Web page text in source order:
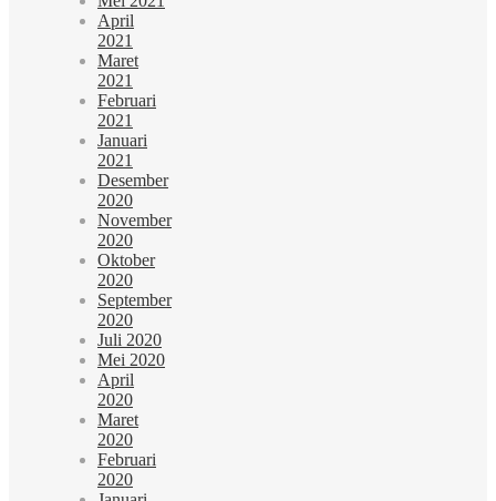
April
2021
Maret
2021
Februari
2021
Januari
2021
Desember
2020
November
2020
Oktober
2020
September
2020
Juli 2020
Mei 2020
April
2020
Maret
2020
Februari
2020